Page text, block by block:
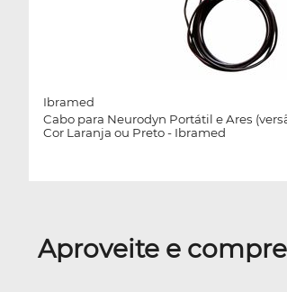
Ibramed
Cabo para Neurodyn Portátil e Ares
Cor Laranja ou Preto - Ibramed
Aproveite e